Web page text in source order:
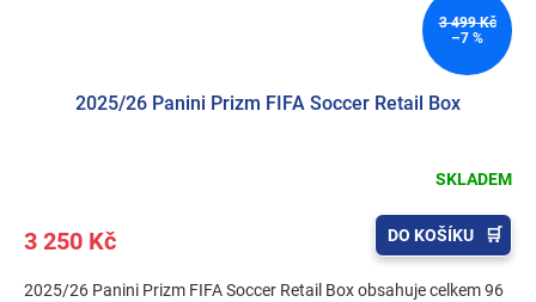
3 499 Kč
–7 %
2025/26 Panini Prizm FIFA Soccer Retail Box
SKLADEM
3 250 Kč DO KOŠÍKU
2025/26 Panini Prizm FIFA Soccer Retail Box obsahuje celkem 96